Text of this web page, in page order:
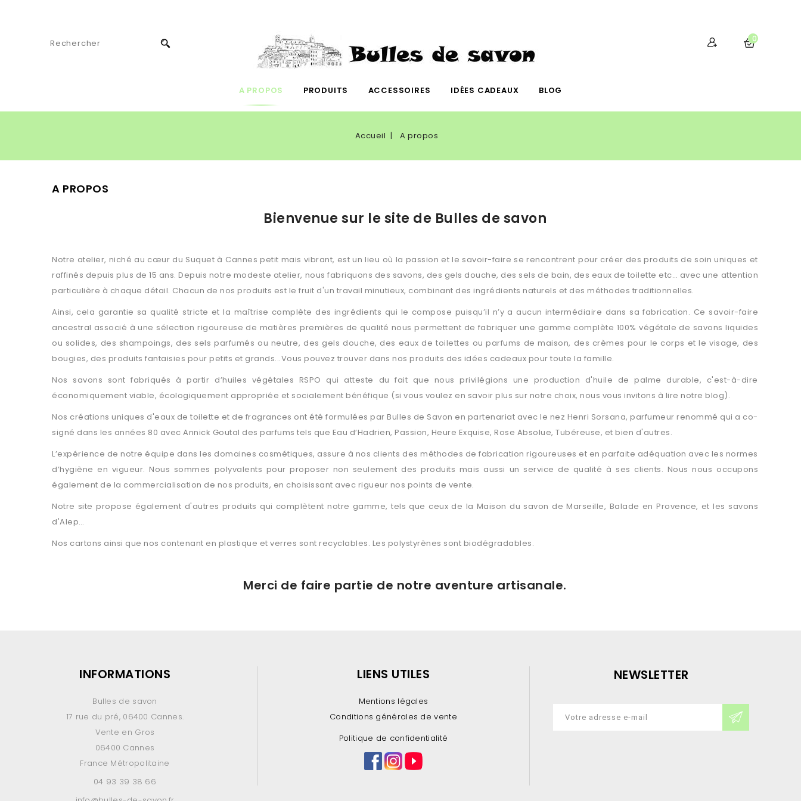
0
A PROPOS PRODUITS ACCESSOIRES IDÉES CADEAUX BLOG
Accueil A propos
A PROPOS
Bienvenue sur le site de Bulles de savon
Notre atelier, niché au cœur du Suquet à Cannes petit mais vibrant, est un lieu où la passion et le savoir-faire se rencontrent pour créer des produits de soin uniques et
raffinés depuis plus de 15 ans. Depuis notre modeste atelier, nous fabriquons des savons, des gels douche, des sels de bain, des eaux de toilette etc… avec une attention
particulière à chaque détail. Chacun de nos produits est le fruit d'un travail minutieux, combinant des ingrédients naturels et des méthodes traditionnelles.
Ainsi, cela garantie sa qualité stricte et la maîtrise complète des ingrédients qui le compose puisqu’il n’y a aucun intermédiaire dans sa fabrication. Ce savoir-faire
ancestral associé à une sélection rigoureuse de matières premières de qualité nous permettent de fabriquer une gamme complète 100% végétale de savons liquides
ou solides, des shampoings, des sels parfumés ou neutre, des gels douche, des eaux de toilettes ou parfums de maison, des crèmes pour le corps et le visage, des
bougies, des produits fantaisies pour petits et grands...Vous pouvez trouver dans nos produits des idées cadeaux pour toute la famille.
Nos savons sont fabriqués à partir d’huiles végétales RSPO qui atteste du fait que nous privilégions une production d'huile de palme durable, c'est-à-dire
économiquement viable, écologiquement appropriée et socialement bénéfique (si vous voulez en savoir plus sur notre choix, nous vous invitons à lire notre blog).
Nos créations uniques d'eaux de toilette et de fragrances ont été formulées par Bulles de Savon en partenariat avec le nez Henri Sorsana, parfumeur renommé qui a co-
signé dans les années 80 avec Annick Goutal des parfums tels que Eau d’Hadrien, Passion, Heure Exquise, Rose Absolue, Tubéreuse, et bien d'autres.
L’expérience de notre équipe dans les domaines cosmétiques, assure à nos clients des méthodes de fabrication rigoureuses et en parfaite adéquation avec les normes
d’hygiène en vigueur. Nous sommes polyvalents pour proposer non seulement des produits mais aussi un service de qualité à ses clients. Nous nous occupons
également de la commercialisation de nos produits, en choisissant avec rigueur nos points de vente.
Notre site propose également d'autres produits qui complètent notre gamme, tels que ceux de la Maison du savon de Marseille, Balade en Provence, et les savons
d'Alep…
Nos cartons ainsi que nos contenant en plastique et verres sont recyclables. Les polystyrènes sont biodégradables.
Merci de faire partie de notre aventure artisanale.
INFORMATIONS
Bulles de savon
17 rue du pré, 06400 Cannes.
Vente en Gros
06400 Cannes
France Métropolitaine
04 93 39 38 66
LIENS UTILES
Mentions légales
Conditions générales de vente
Politique de confidentialité
NEWSLETTER